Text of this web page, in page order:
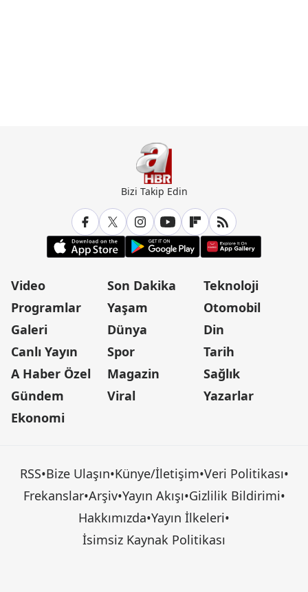
Bizi Takip Edin
Video
Programlar
Galeri
Canlı Yayın
A Haber Özel
Gündem
Ekonomi
Son Dakika
Yaşam
Dünya
Spor
Magazin
Viral
Teknoloji
Otomobil
Din
Tarih
Sağlık
Yazarlar
RSS•Bize Ulaşın•Künye/İletişim•Veri Politikası•
Frekanslar•Arşiv•Yayın Akışı•Gizlilik Bildirimi•
Hakkımızda•Yayın İlkeleri•
İsimsiz Kaynak Politikası